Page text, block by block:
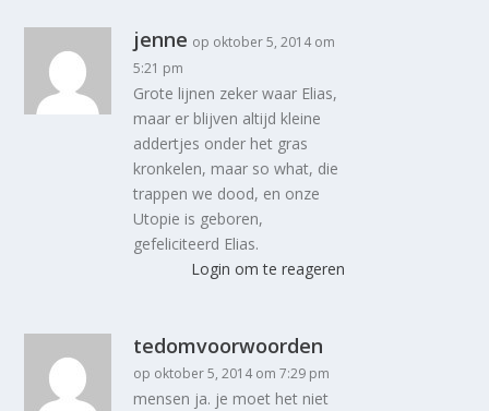
jenne op oktober 5, 2014 om
5:21 pm
Grote lijnen zeker waar Elias,
maar er blijven altijd kleine
addertjes onder het gras
kronkelen, maar so what, die
trappen we dood, en onze
Utopie is geboren,
gefeliciteerd Elias.
Login om te reageren
tedomvoorwoorden
op oktober 5, 2014 om 7:29 pm
mensen ja. je moet het niet